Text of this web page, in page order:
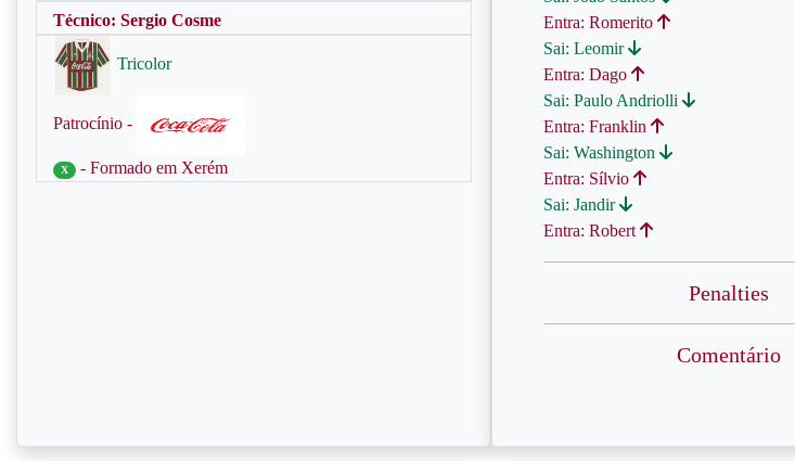
Técnico: Sergio Cosme
Tricolor
Patrocínio -
X - Formado em Xerém
Entra: Romerito
Sai: Leomir
Entra: Dago
Sai: Paulo Andriolli
Entra: Franklin
Sai: Washington
Entra: Sílvio
Sai: Jandir
Entra: Robert
Penalties
Comentário